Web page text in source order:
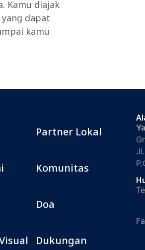
Kamu diajak
dapat
kamu
Partner Lokal
Komunitas
Doa
Dukungan